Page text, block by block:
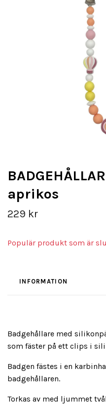
aprikos
229 kr
Populär produkt som är
INFORMATION
Badgehållare med
som fäster på ett clips i
Badgen fästes i en
badgehållaren.
Torkas av med ljummet